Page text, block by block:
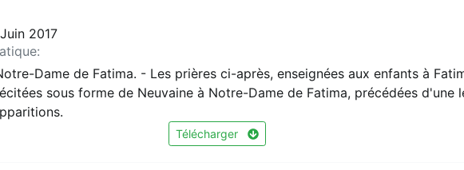
2017
Dame de Fatima. - Les prières ci-après, enseignées aux enfants à
sous forme de Neuvaine à Notre-Dame de Fatima, précédées d'une
Télécharger